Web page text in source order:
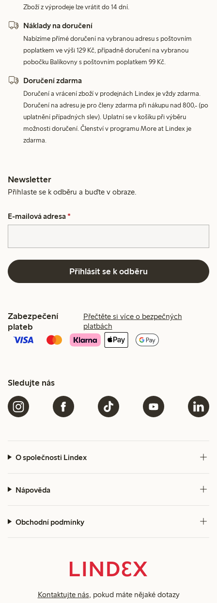
Zboží z výprodeje lze vrátit do 14 dní.
Náklady na doručení
Nabízíme přímé doručení na vybranou adresu s poštovním
poplatkem ve výši 129 Kč, případně doručení na vybranou
pobočku Balíkovny s poštovním poplatkem 99 Kč.
Doručení zdarma
Doručení a vrácení zboží v prodejnách Lindex je vždy zdarma.
Doručení na adresu je pro členy zdarma při nákupu nad 800,- (po
uplatnění případných slev). Uplatní se v košíku při výběru
možnosti doručení. Členství v programu More at Lindex je
zdarma.
Newsletter
Přihlaste se k odběru a buďte v obraze.
E-mailová adresa *
Přihlásit se k odběru
Zabezpečení
plateb
Přečtěte si více o bezpečných
platbách
Sledujte nás
O společnosti Lindex
Nápověda
Obchodní podmínky
Kontaktujte nás, pokud máte nějaké dotazy